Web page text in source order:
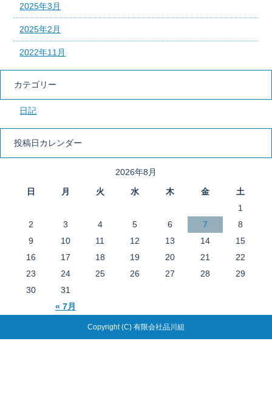
2025年3月
2025年2月
2022年11月
カテゴリー
日記
投稿日カレンダー
2026年8月
日
月 火 水 木 金 土
« 7月
1
2
3 4 5 6 7
8
9
10 11 12 13 14
15
16
17 18 19 20 21
22
23
24 25 26 27 28
29
30
31
Copyright (C) 有限会社品川組